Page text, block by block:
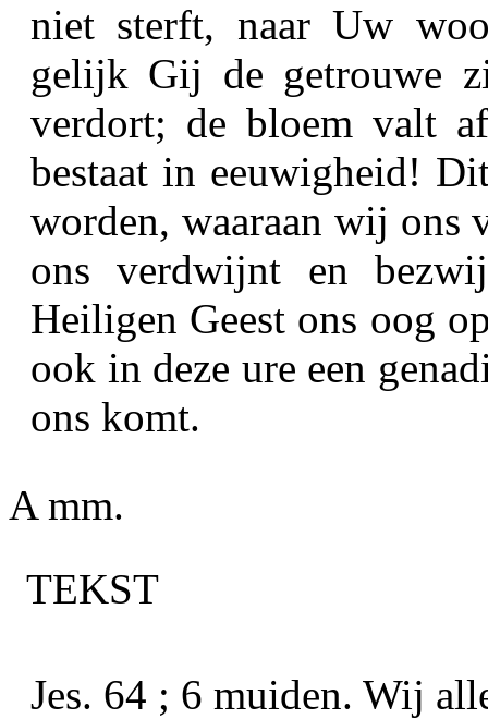
niet sterft, naar Uw
gelijk Gij de getrouwe
verdort; de bloem valt
bestaat in eeuwigheid!
worden, waaraan wij ons
ons verdwijnt en
Heiligen Geest ons oog
ook in deze ure een
ons komt.
A mm.
TEKST
Jes. 64 ; 6 muiden. Wij